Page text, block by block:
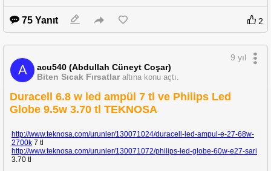
75 Yanıt 2
A
acu540 (Abdullah Cüneyt Coşar)
Biten Sıcak Fırsatlar altına konu açtı.
9 yıl
Duracell 6.8 w led ampül 7 tl ve Philips Led
Globe 9.5w 3.70 tl TEKNOSA
http://www.teknosa.com/urunler/130071024/duracell-led-ampul-e-27-68w-
2700k 7 tl
http://www.teknosa.com/urunler/130071072/philips-led-globe-60w-e27-sari
3.70 tl